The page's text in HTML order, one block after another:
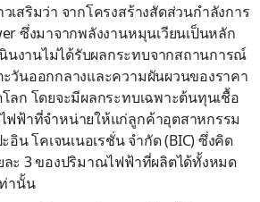
เสริมว่า จากโครงสร้างสัดส่วนกำลังการ
ซึ่งมาจากพลังงานหมุนเวียนเป็นหลัก
นงานไม่ได้รับผลกระทบจากสถานการณ์
วันออกกลางและความผันผวนของราคา
ลก โดยจะมีผลกระทบเฉพาะต้นทุนเชื้อ
ฟฟ้าที่จำหน่ายให้แก่ลูกค้าอุตสาหกรรม
อิน โคเจนเนอเรชั่น จำกัด (BIC) ซึ่งคิด
ละ 3 ของปริมาณไฟฟ้าที่ผลิตได้ทั้งหมด
านั้น